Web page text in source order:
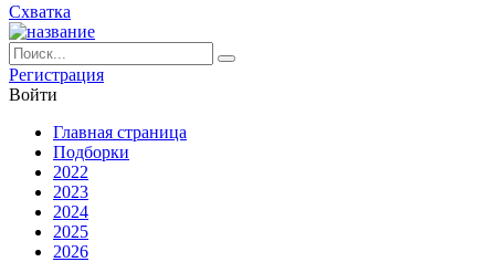
Схватка
Ре­ги­ст­ра­ция
Вой­ти
Глав­ная стра­ни­ца
Подборки
2022
2023
2024
2025
2026